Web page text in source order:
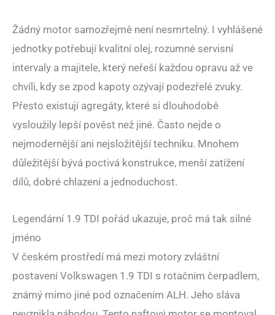
Žádný motor samozřejmě není nesmrtelný. I vyhlášené
jednotky potřebují kvalitní olej, rozumné servisní
intervaly a majitele, který neřeší každou opravu až ve
chvíli, kdy se zpod kapoty ozývají podezřelé zvuky.
Přesto existují agregáty, které si dlouhodobě
vysloužily lepší pověst než jiné. Často nejde o
nejmodernější ani nejsložitější techniku. Mnohem
důležitější bývá poctivá konstrukce, menší zatížení
dílů, dobré chlazení a jednoduchost.
Legendární 1.9 TDI pořád ukazuje, proč má tak silné
jméno
V českém prostředí má mezi motory zvláštní
postavení Volkswagen 1.9 TDI s rotačním čerpadlem,
známý mimo jiné pod označením ALH. Jeho sláva